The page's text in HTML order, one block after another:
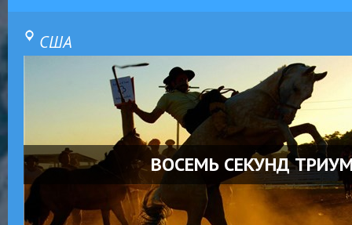
США
ВОСЕМЬ СЕКУНД